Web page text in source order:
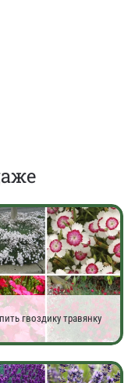
гвоздику травянку